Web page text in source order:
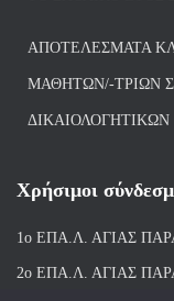
ΑΠΟΤΕΛΈΣΜΑΤΑ
ΜΑΘΗΤΏΝ/-ΤΡΙΏΝ
ΔΙΚΑΙΟΛΟΓΗΤΙΚΏΝ
Χρήσιμοι
1ο ΕΠΑ.Λ. ΑΓΙΑΣ
2ο ΕΠΑ.Λ. ΑΓΙΑΣ